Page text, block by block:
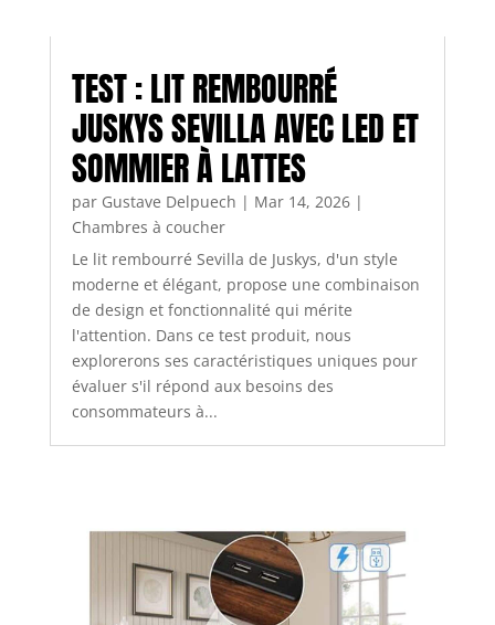
TEST : LIT REMBOURRÉ
JUSKYS SEVILLA AVEC LED ET
SOMMIER À LATTES
par Gustave Delpuech | Mar 14, 2026|
Chambres à coucher
Le lit rembourré Sevilla de Juskys, d'un style
moderne et élégant, propose une combinaison
de design et fonctionnalité qui mérite
l'attention. Dans ce test produit, nous
explorerons ses caractéristiques uniques pour
évaluer s'il répond aux besoins des
consommateurs à...